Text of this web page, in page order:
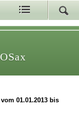
01.01.2013 bis